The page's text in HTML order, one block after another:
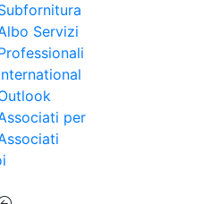
Servizi
per